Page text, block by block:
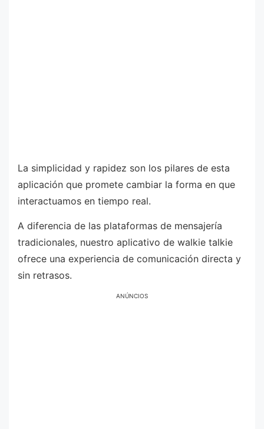
La simplicidad y rapidez son los pilares de esta
aplicación que promete cambiar la forma en que
interactuamos en tiempo real.
A diferencia de las plataformas de mensajería
tradicionales, nuestro aplicativo de walkie talkie
ofrece una experiencia de comunicación directa y
sin retrasos.
ANÚNCIOS